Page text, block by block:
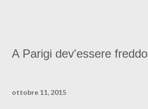
A Parigi dev'essere freddo
ottobre 11, 2015